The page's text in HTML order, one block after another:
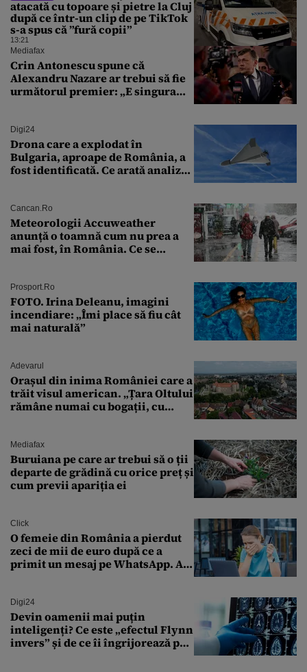
atacată cu topoare și pietre la Cluj
după ce într-un clip de pe TikTok
s-a spus că ”fură copii”
13:21
Mediafax
Crin Antonescu spune că
Alexandru Nazare ar trebui să fie
următorul premier: „E singura
Digi24
Drona care a explodat în
Bulgaria, aproape de România, a
fost identificată. Ce arată analiza
Cancan.ro
Meteorologii Accuweather
anunță o toamnă cum nu prea a
mai fost, în România. Ce se
București. Pe ce dată ninge
Prosport.ro
FOTO. Irina Deleanu, imagini
incendiare: „Îmi place să fiu cât
mai naturală”
Adevarul
Orașul din inima României care a
trăit visul american. „Țara Oltului
rămâne numai cu bogații, cu
Mediafax
Buruiana pe care ar trebui să o ții
departe de grădină cu orice preț și
cum previi apariția ei
Click
O femeie din România a pierdut
zeci de mii de euro după ce a
primit un mesaj pe WhatsApp. A
Digi24
Devin oamenii mai puțin
inteligenți? Ce este „efectul Flynn
invers” și de ce îi îngrijorează pe